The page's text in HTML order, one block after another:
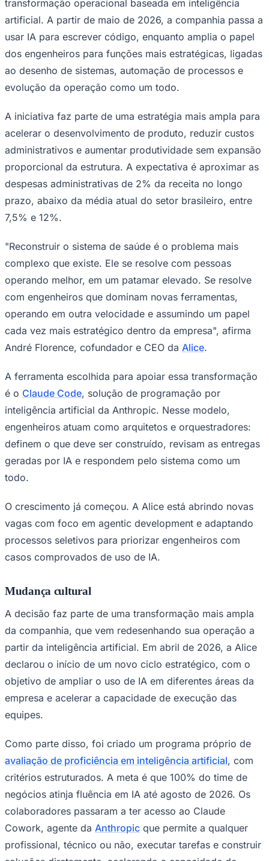
Sul-Americana
Copa América
Champions League
Premier League
La Liga
Bundesliga
Mundial 2026
Times - Ir direto
Corinthians
Palmeiras
transformação operacional baseada em inteligência
artificial. A partir de maio de 2026, a companhia passa a
usar IA para escrever código, enquanto amplia o papel
dos engenheiros para funções mais estratégicas, ligadas
ao desenho de sistemas, automação de processos e
evolução da operação como um todo.
A iniciativa faz parte de uma estratégia mais ampla para
acelerar o desenvolvimento de produto, reduzir custos
administrativos e aumentar produtividade sem expansão
proporcional da estrutura. A expectativa é aproximar as
despesas administrativas de 2% da receita no longo
prazo, abaixo da média atual do setor brasileiro, entre
7,5% e 12%.
"Reconstruir o sistema de saúde é o problema mais
complexo que existe. Ele se resolve com pessoas
operando melhor, em um patamar elevado. Se resolve
com engenheiros que dominam novas ferramentas,
operando em outra velocidade e assumindo um papel
cada vez mais estratégico dentro da empresa", afirma
André Florence, cofundador e CEO da Alice.
A ferramenta escolhida para apoiar essa transformação
é o Claude Code, solução de programação por
inteligência artificial da Anthropic. Nesse modelo,
engenheiros atuam como arquitetos e orquestradores:
definem o que deve ser construído, revisam as entregas
geradas por IA e respondem pelo sistema como um
todo.
O crescimento já começou. A Alice está abrindo novas
vagas com foco em agentic development e adaptando
processos seletivos para priorizar engenheiros com
casos comprovados de uso de IA.
Mudança cultural
A decisão faz parte de uma transformação mais ampla
da companhia, que vem redesenhando sua operação a
partir da inteligência artificial. Em abril de 2026, a Alice
declarou o início de um novo ciclo estratégico, com o
objetivo de ampliar o uso de IA em diferentes áreas da
empresa e acelerar a capacidade de execução das
equipes.
Como parte disso, foi criado um programa próprio de
avaliação de proficiência em inteligência artificial, com
critérios estruturados. A meta é que 100% do time de
negócios atinja fluência em IA até agosto de 2026. Os
colaboradores passaram a ter acesso ao Claude
Cowork, agente da Anthropic que permite a qualquer
profissional, técnico ou não, executar tarefas e construir